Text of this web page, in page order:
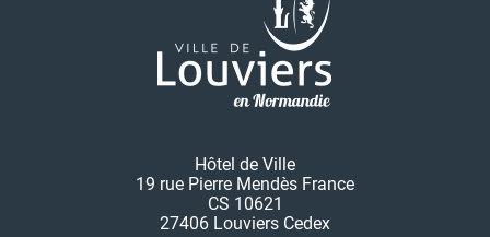
Hôtel de Ville
19 rue Pierre Mendès France
CS 10621
27406 Louviers Cedex